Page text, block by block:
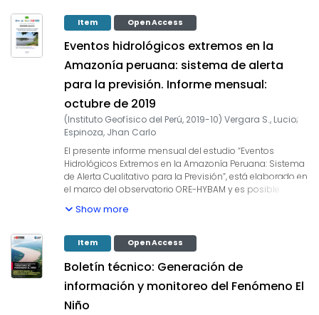
Item Open Access
Eventos hidrológicos extremos en la
Amazonía peruana: sistema de alerta
para la previsión. Informe mensual:
octubre de 2019
(Instituto Geofísico del Perú, 2019-10) Vergara S., Lucio;
Espinoza, Jhan Carlo
El presente informe mensual del estudio “Eventos
Hidrológicos Extremos en la Amazonía Peruana: Sistema
de Alerta Cualitativo para la Previsión”, está elaborado en
el marco del observatorio ORE-HYBAM y es posible
Nacional del Agua y el Instituto Geofísico del Perú.
proyecto 397-PNICP-PIAP-2014. Esta cooperación
interinstitucional tiene como objetivo la elaboración e
implementación del estudio en mención, con la finalidad
de contar con un sistema estacional que permita prever
los impactos de los eventos hidrológicos extremos en la
sociedad de la Amazonía peruana. Durante los últimos
Show more
Item Open Access
Boletín técnico: Generación de
información y monitoreo del Fenómeno El
Niño